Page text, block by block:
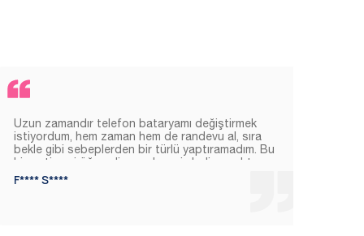
Uzun zamandır telefon bataryamı değiştirmek
istiyordum, hem zaman hem de randevu al, sıra
bekle gibi sebeplerden bir türlü yaptıramadım. Bu
hizmeti yeni öğrendim ve deneyimledim, muhteşem
bir hizmet ofise gelip 15 dk. içerisinde mobil
araçlarında değiştirdiler. Zamanı kıymetli olanlara
F**** S****